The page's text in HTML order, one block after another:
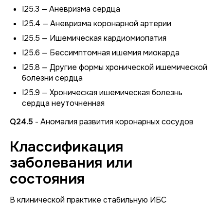
I25.3 — Аневризма сердца
I25.4 — Аневризма коронарной артерии
I25.5 — Ишемическая кардиомиопатия
I25.6 — Бессимптомная ишемия миокарда
I25.8 — Другие формы хронической ишемической
болезни сердца
I25.9 — Хроническая ишемическая болезнь
сердца неуточненная
Q24.5 - Аномалия развития коронарных сосудов
Классификация
заболевания или
состояния
В клинической практике стабильную ИБС